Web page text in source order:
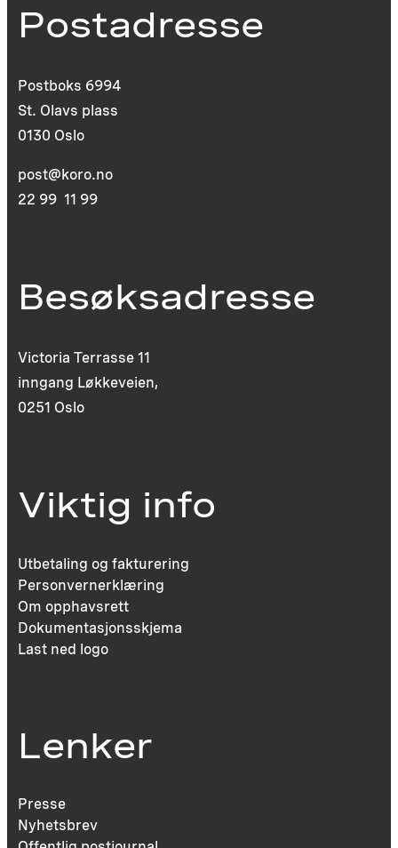
Postadresse
Postboks 6994
St. Olavs plass
0130 Oslo
post@koro.no
22 99 11 99
Besøksadresse
Victoria Terrasse 11
inngang Løkkeveien,
0251 Oslo
Viktig info
Utbetaling og fakturering
Personvernerklæring
Om opphavsrett
Dokumentasjonsskjema
Last ned logo
Lenker
Presse
Nyhetsbrev